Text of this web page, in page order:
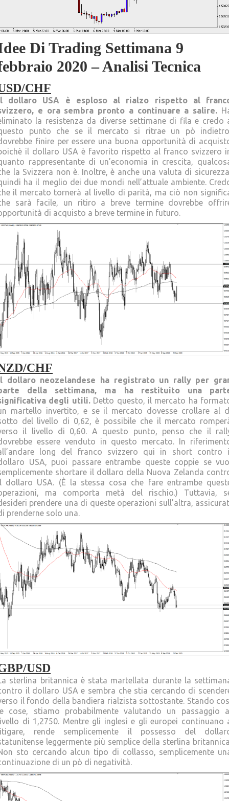
Di Trading Settimana 9
2020 – Analisi Tecnica
CHF
dollaro USA è esploso al rialzo rispetto al
e ora sembra pronto a continuare a salire.
la resistenza da diverse settimane di fila e credo
punto che se il mercato si ritrae un pò
finire per essere una buona opportunità di
il dollaro USA è favorito rispetto al franco svizzero
rappresentante di un’economia in crescita,
la Svizzera non è. Inoltre, è anche una valuta di
ha il meglio dei due mondi nell’attuale ambiente.
il mercato tornerà al livello di parità, ma ciò non
sarà facile, un ritiro a breve termine dovrebbe
di acquisto a breve termine in futuro.
CHF
dollaro neozelandese ha registrato un rally per
della settimana, ma ha restituito una
degli utili.Detto questo, il mercato ha
martello invertito, e se il mercato dovesse crollare al
del livello di 0,62, è possibile che il mercato
il livello di 0,60. A questo punto, penso che il
essere venduto in questo mercato. In
long del franco svizzero qui in short contro
USA, puoi passare entrambe queste coppie se
shortare il dollaro della Nuova Zelanda
dollaro USA. (È la stessa cosa che fare entrambe
ma comporta metà del rischio.) Tuttavia,
prendere una di queste operazioni sull’altra,
prenderne solo una.
USD
sterlina britannica è stata martellata durante la
il dollaro USA e sembra che stia cercando di
il fondo della bandiera rialzista sottostante. Stando
cose, stiamo probabilmente valutando un passaggio
di 1,2750. Mentre gli inglesi e gli europei continuano
rende semplicemente il possesso del
leggermente più semplice della sterlina
sto cercando alcun tipo di collasso, semplicemente
di un pò di negatività.